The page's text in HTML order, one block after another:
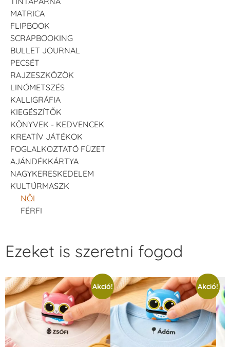
MATRICA
FLIPBOOK
SCRAPBOOKING
BULLET JOURNAL
PECSÉT
RAJZESZKÖZÖK
LINÓMETSZÉS
KALLIGRÁFIA
KIEGÉSZÍTŐK
KÖNYVEK - KEDVENCEK
KREATÍV JÁTÉKOK
FOGLALKOZTATÓ FÜZET
AJÁNDÉKKÁRTYA
NAGYKERESKEDELEM
KULTÚRMASZK
NŐI
FÉRFI
Ezeket is szeretni fogod
Akció! Akció!